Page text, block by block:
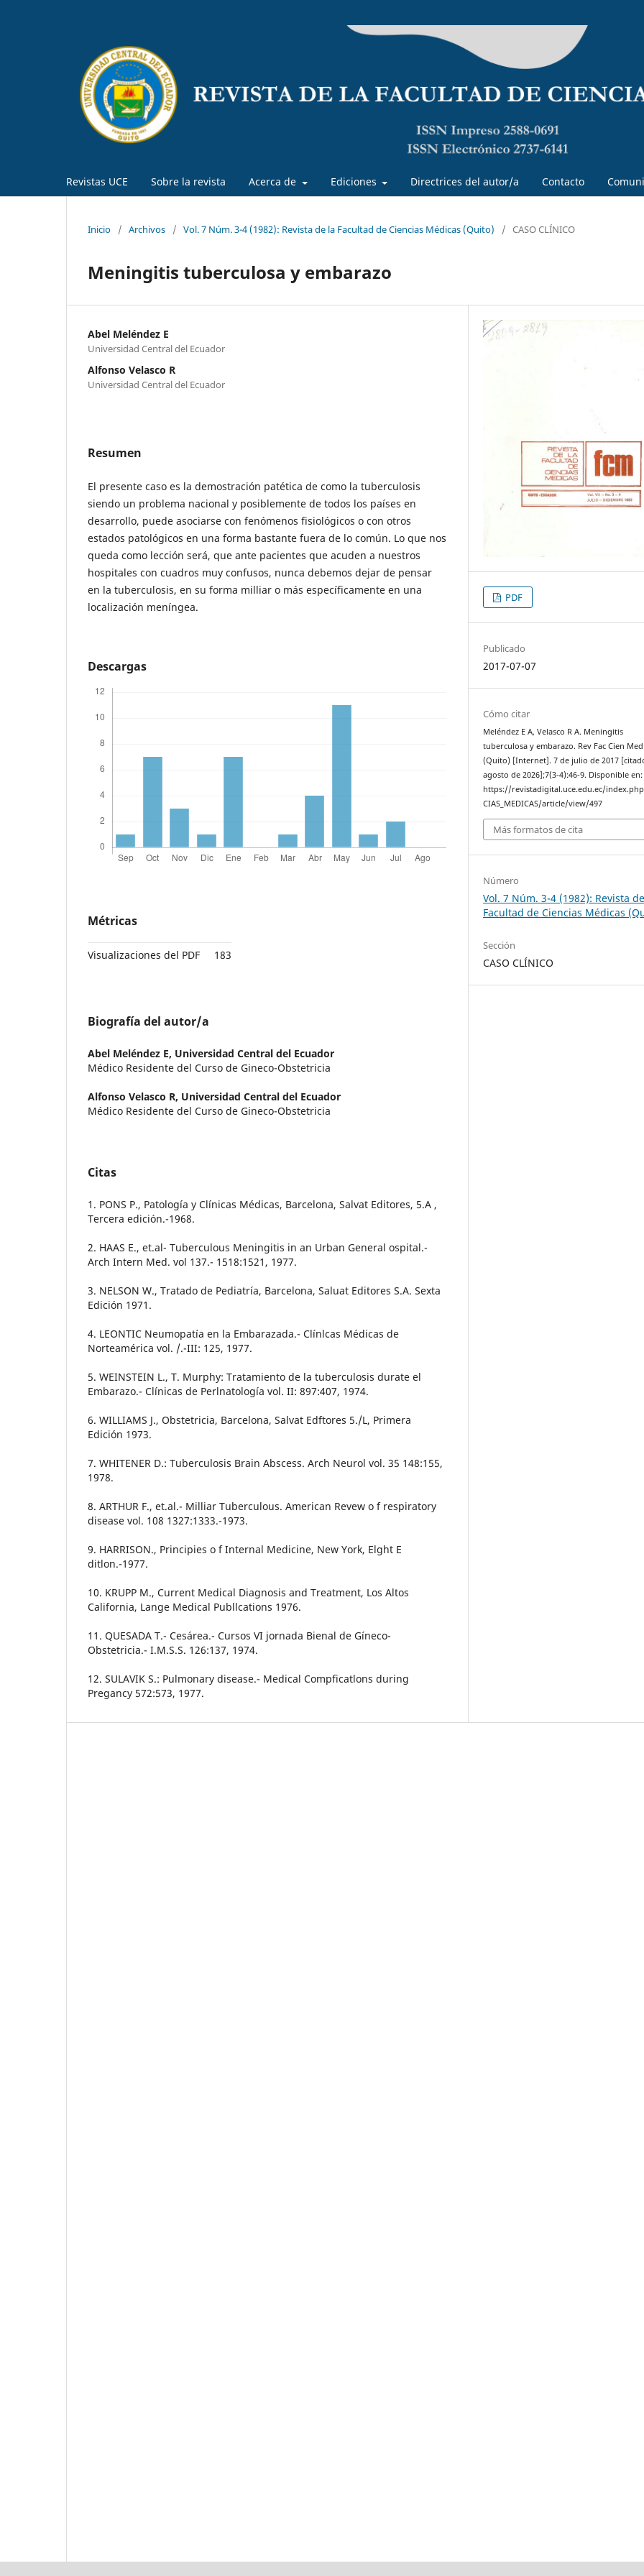
Revistas UCE Sobre la revista Acerca de Ediciones Directrices del autor/a Contacto
Inicio / Archivos / Vol. 7 Núm. 3-4 (1982): Revista de la Facultad de Ciencias Médicas (Quito) / CASO CLÍNICO
Meningitis tuberculosa y embarazo
Abel Meléndez E
Universidad Central del Ecuador
Alfonso Velasco R
Universidad Central del Ecuador
Resumen
El presente caso es la demostración patética de como la tuberculosis
siendo un problema nacional y posiblemente de todos los países en
desarrollo, puede asociarse con fenómenos fisiológicos o con otros
estados patológicos en una forma bastante fuera de lo común. Lo que nos
queda como lección será, que ante pacientes que acuden a nuestros
hospitales con cuadros muy confusos, nunca debemos dejar de pensar
en la tuberculosis, en su forma milliar o más específicamente en una
localización meníngea.
Descargas
Métricas
Visualizaciones del PDF 183
Biografía del autor/a
Abel Meléndez E, Universidad Central del Ecuador
Médico Residente del Curso de Gineco-Obstetricia
Alfonso Velasco R, Universidad Central del Ecuador
Médico Residente del Curso de Gineco-Obstetricia
Citas
1. PONS P., Patología y Clínicas Médicas, Barcelona, Salvat Editores, 5.A ,
Tercera edición.-1968.
2. HAAS E., et.al- Tuberculous Meningitis in an Urban General ospital.-
Arch Intern Med. vol 137.- 1518:1521, 1977.
3. NELSON W., Tratado de Pediatría, Barcelona, Saluat Editores S.A. Sexta
Edición 1971.
4. LEONTIC Neumopatía en la Embarazada.- Clínlcas Médicas de
Norteamérica vol. /.-III: 125, 1977.
5. WEINSTEIN L., T. Murphy: Tratamiento de la tuberculosis durate el
Embarazo.- Clínicas de Perlnatología vol. II: 897:407, 1974.
6. WILLIAMS J., Obstetricia, Barcelona, Salvat Edftores 5./L, Primera
Edición 1973.
7. WHITENER D.: Tuberculosis Brain Abscess. Arch Neurol vol. 35 148:155,
1978.
8. ARTHUR F., et.al.- Milliar Tuberculous. American Revew o f respiratory
disease vol. 108 1327:1333.-1973.
9. HARRISON., Principies o f Internal Medicine, New York, Elght E
ditlon.-1977.
10. KRUPP M., Current Medical Diagnosis and Treatment, Los Altos
California, Lange Medical Publlcations 1976.
11. QUESADA T.- Cesárea.- Cursos VI jornada Bienal de Gíneco-
Obstetricia.- I.M.S.S. 126:137, 1974.
12. SULAVIK S.: Pulmonary disease.- Medical Compficatlons during
Pregancy 572:573, 1977.
PDF
Publicado
2017-07-07
Cómo citar
Meléndez E A, Velasco R A. Meningitis
tuberculosa y embarazo. Rev Fac Cien Med
(Quito) [Internet]. 7 de julio de 2017
agosto de 2026];7(3-4):46-9. Disponible en:
https://revistadigital.uce.edu.ec/
CIAS_MEDICAS/article/view/497
Más formatos de cita
Número
Vol. 7 Núm. 3-4 (1982): Revista
Facultad de Ciencias Médicas
Sección
CASO CLÍNICO